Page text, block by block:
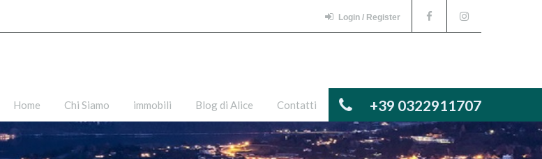
Login / Register
+39 0322911707
Home Chi Siamo immobili Blog di Alice Contatti